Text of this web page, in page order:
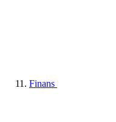
Finans